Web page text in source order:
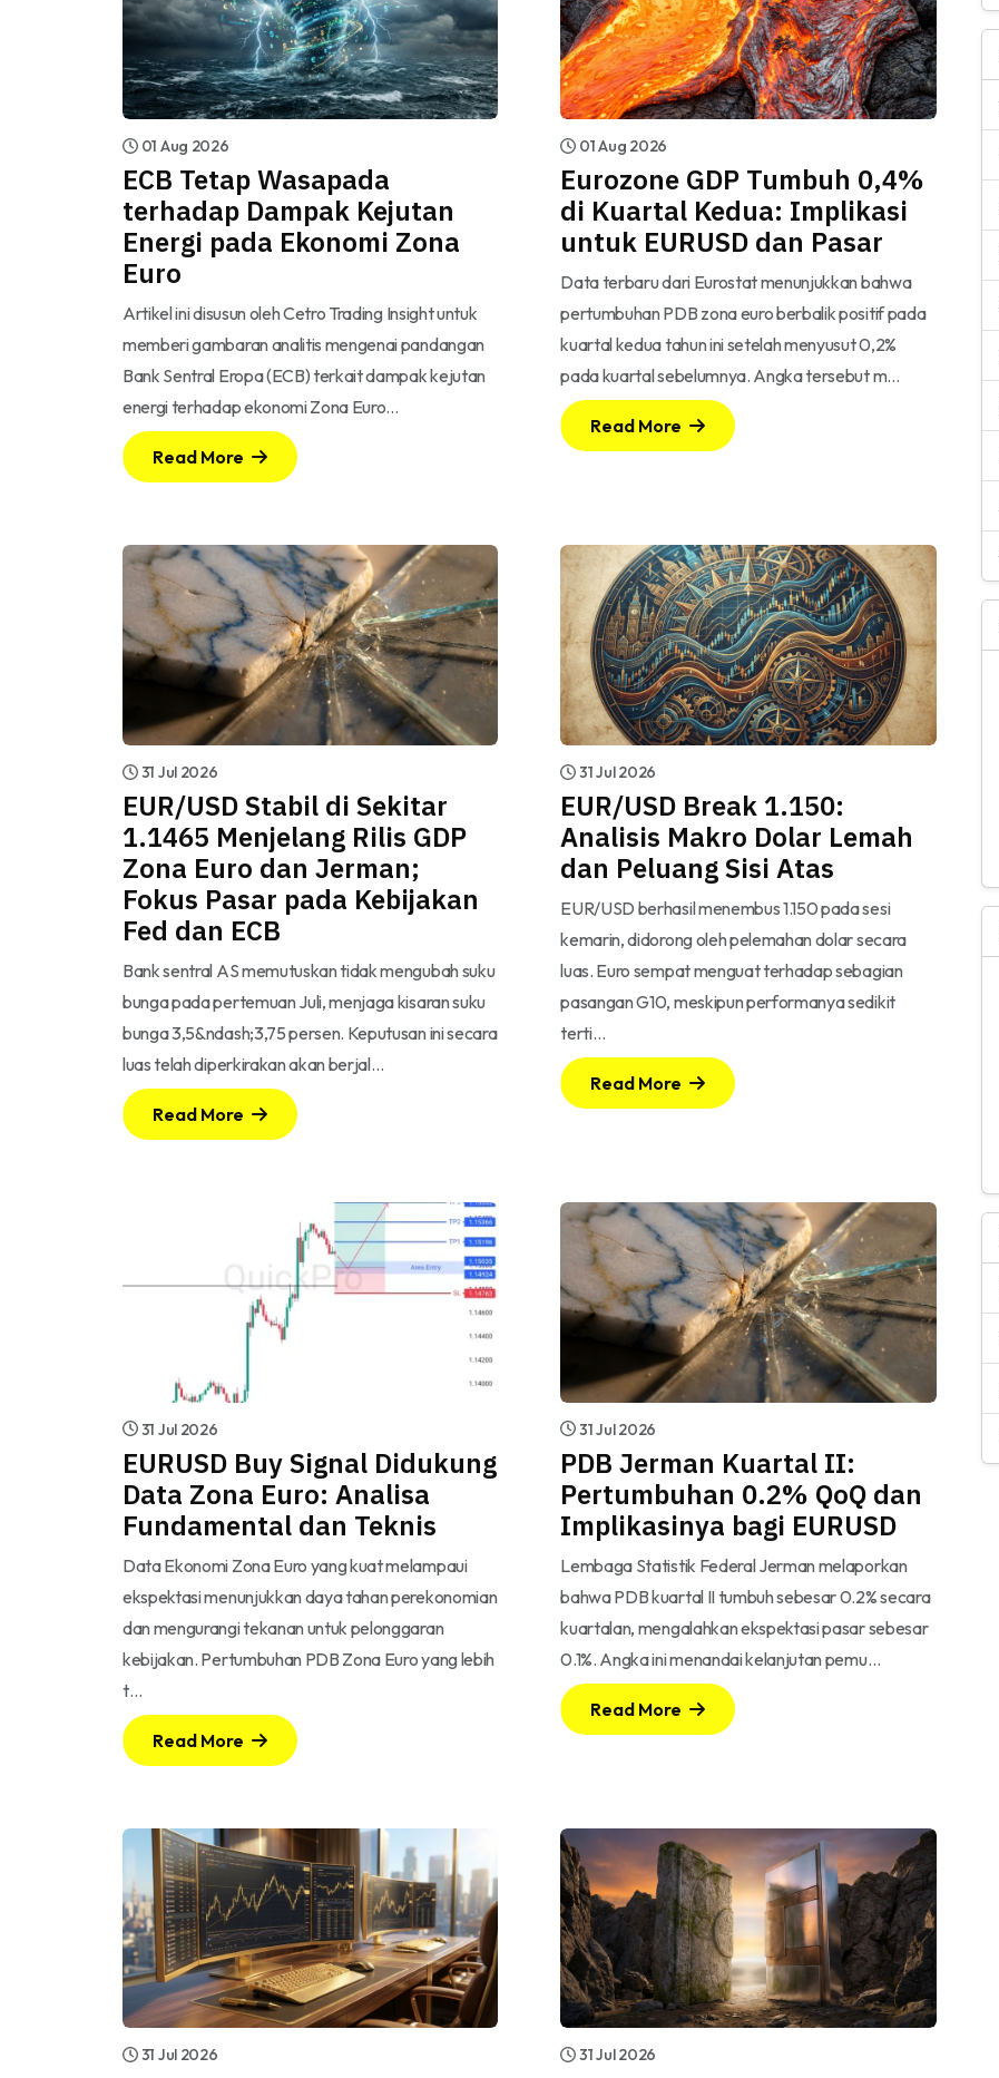
01 Aug 2026
ECB Tetap Wasapada
terhadap Dampak Kejutan
Energi pada Ekonomi Zona
Euro
Artikel ini disusun oleh Cetro Trading Insight untuk
memberi gambaran analitis mengenai pandangan
Bank Sentral Eropa (ECB) terkait dampak kejutan
energi terhadap ekonomi Zona Euro…
Read More
01 Aug 2026
Eurozone GDP Tumbuh 0,4%
di Kuartal Kedua: Implikasi
untuk EURUSD dan Pasar
Data terbaru dari Eurostat menunjukkan bahwa
pertumbuhan PDB zona euro berbalik positif pada
kuartal kedua tahun ini setelah menyusut 0,2%
pada kuartal sebelumnya. Angka tersebut m…
Read More
31 Jul 2026
EUR/USD Stabil di Sekitar
1.1465 Menjelang Rilis GDP
Zona Euro dan Jerman;
Fokus Pasar pada Kebijakan
Fed dan ECB
Bank sentral AS memutuskan tidak mengubah suku
bunga pada pertemuan Juli, menjaga kisaran suku
bunga 3,5&ndash;3,75 persen. Keputusan ini secara
luas telah diperkirakan akan berjal…
Read More
31 Jul 2026
EUR/USD Break 1.150:
Analisis Makro Dolar Lemah
dan Peluang Sisi Atas
EUR/USD berhasil menembus 1.150 pada sesi
kemarin, didorong oleh pelemahan dolar secara
luas. Euro sempat menguat terhadap sebagian
pasangan G10, meskipun performanya sedikit
terti…
Read More
31 Jul 2026
EURUSD Buy Signal Didukung
Data Zona Euro: Analisa
Fundamental dan Teknis
Data Ekonomi Zona Euro yang kuat melampaui
ekspektasi menunjukkan daya tahan perekonomian
dan mengurangi tekanan untuk pelonggaran
kebijakan. Pertumbuhan PDB Zona Euro yang lebih
t…
Read More
31 Jul 2026
PDB Jerman Kuartal II:
Pertumbuhan 0.2% QoQ dan
Implikasinya bagi EURUSD
Lembaga Statistik Federal Jerman melaporkan
bahwa PDB kuartal II tumbuh sebesar 0.2% secara
kuartalan, mengalahkan ekspektasi pasar sebesar
0.1%. Angka ini menandai kelanjutan pemu…
Read More
31 Jul 2026 31 Jul 2026